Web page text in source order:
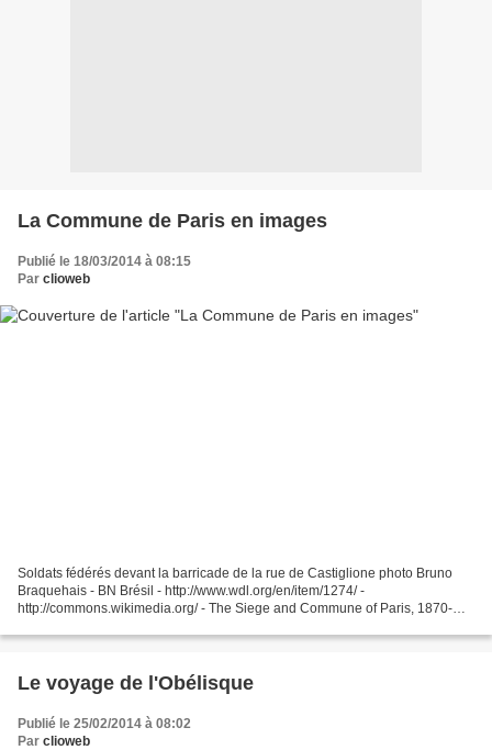
La Commune de Paris en images
Publié le 18/03/2014 à 08:15
Par clioweb
Soldats fédérés devant la barricade de la rue de Castiglione photo Bruno
Braquehais - BN Brésil - http://www.wdl.org/en/item/1274/ -
http://commons.wikimedia.org/ - The Siege and Commune of Paris, 1870-
Le voyage de l'Obélisque
Publié le 25/02/2014 à 08:02
Par clioweb